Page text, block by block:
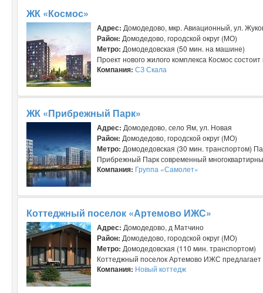
ЖК «Космос»
Адрес: Домодедово, мкр. Авиационный, ул.
Район: Домодедово, городской округ (МО)
Метро: Домодедовская (50 мин. на машине)
Проект нового жилого комплекса Космос
Компания: СЗ Скала
ЖК «Прибрежный Парк»
Адрес: Домодедово, село Ям, ул. Новая
Район: Домодедово, городской округ (МО)
Метро: Домодедовская (30 мин. транспортом)
Прибрежный Парк современный
Компания: Группа «Самолет»
Коттеджный поселок «Артемово ИЖС»
Адрес: Домодедово, д Матчино
Район: Домодедово, городской округ (МО)
Метро: Домодедовская (110 мин. транспортом)
Коттеджный поселок Артемово ИЖС предлагает
Компания: Новый коттедж